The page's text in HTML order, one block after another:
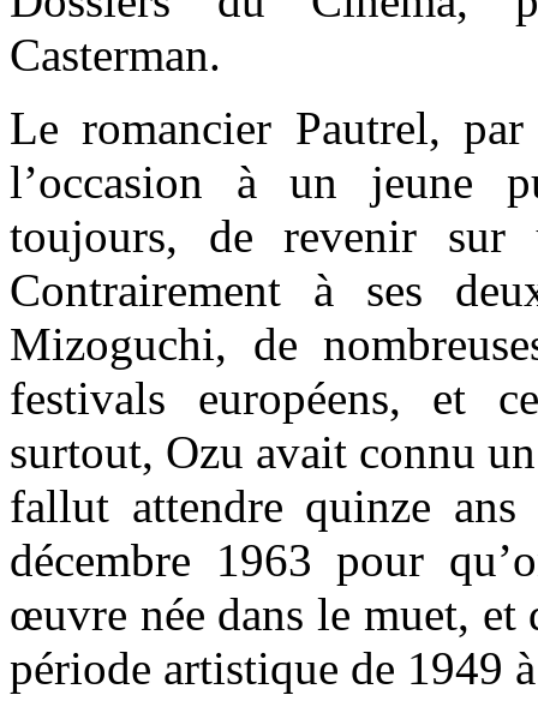
Casterman.
Le romancier Pautrel,
l’occasion à un jeune
toujours, de revenir sur
Contrairement à ses
Mizoguchi, de
festivals européens, et
surtout, Ozu avait connu
fallut attendre quinze
décembre 1963 pour
œuvre née dans le muet, et
période artistique de 1949